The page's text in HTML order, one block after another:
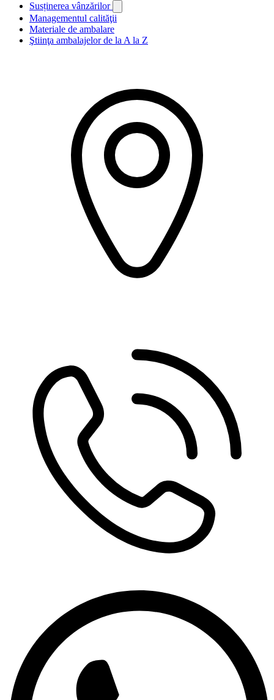
Susținerea vânzărilor
Managementul calităţii
Materiale de ambalare
Ştiinţa ambalajelor de la A la Z